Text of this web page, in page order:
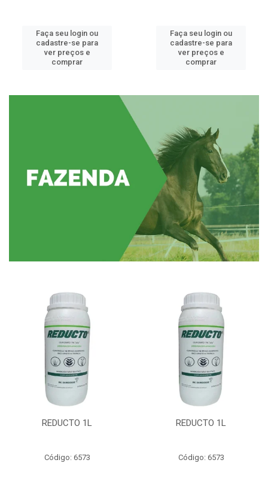
Faça seu login ou
cadastre-se para
ver preços e
comprar
Faça seu login ou
cadastre-se para
ver preços e
comprar
REDUCTO 1L
Código: 6573
REDUCTO 1L
Código: 6573